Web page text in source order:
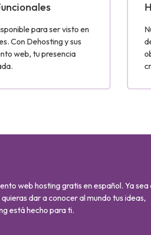
para ser visto en
Con Dehosting y sus
web, tu presencia
web hosting gratis en español. Ya sea
dar a conocer al mundo tus ideas,
está hecho para ti.